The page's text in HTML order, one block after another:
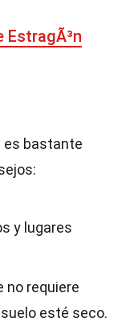
EstragÃ³n
es bastante
y lugares
no requiere
esté seco.